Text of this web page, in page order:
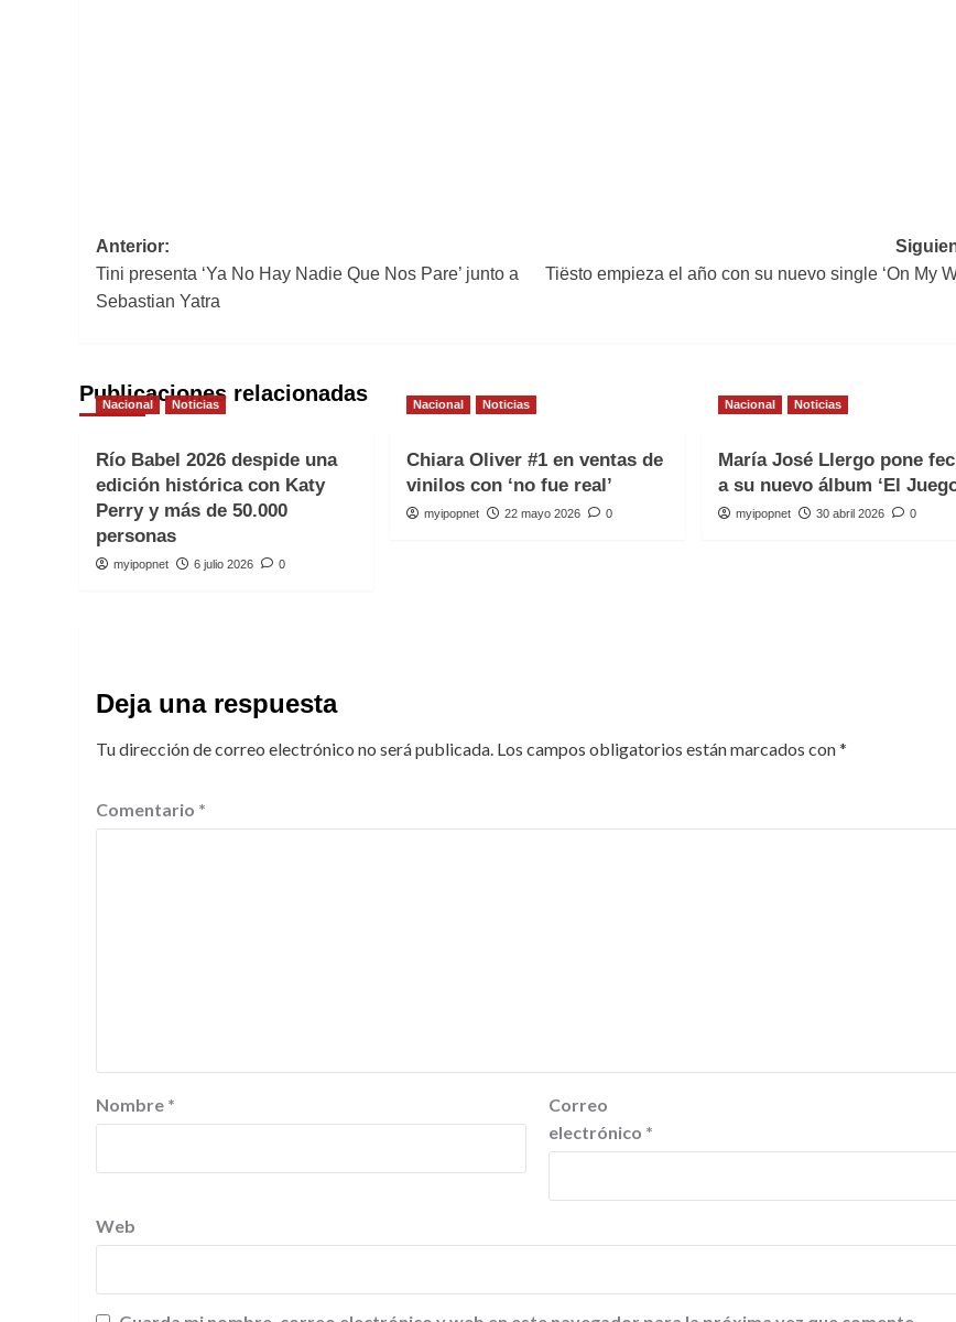
Navegación
de
Anterior:
Tini presenta ‘Ya No Hay Nadie Que Nos Pare’ junto a
Sebastian Yatra
Tiësto empieza el año con su nuevo single ‘On My
Publicaciones relacionadas
Nacional Noticias
Río Babel 2026 despide una
edición histórica con Katy
Perry y más de 50.000
personas
myipopnet 6 julio 2026 0
Nacional Noticias
Chiara Oliver #1 en ventas de
vinilos con ‘no fue real’
myipopnet 22 mayo 2026 0
Nacional Noticias
María José Llergo pone
a su nuevo álbum ‘El
myipopnet 30 abril 2026 0
Deja una respuesta
Tu dirección de correo electrónico no será publicada. Los campos obligatorios están marcados con*
Comentario *
Nombre *
Correo
electrónico *
Web